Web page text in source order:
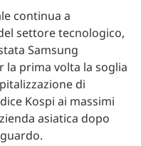
continua a
settore tecnologico,
Samsung
la prima volta la soglia
di
Kospi ai massimi
asiatica dopo